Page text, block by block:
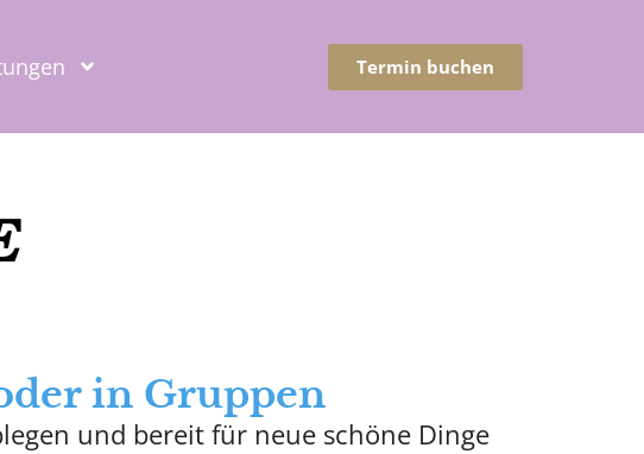
Termin buchen
in Gruppen
und bereit für neue schöne Dinge